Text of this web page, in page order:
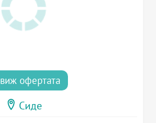
виж офертата
Сиде